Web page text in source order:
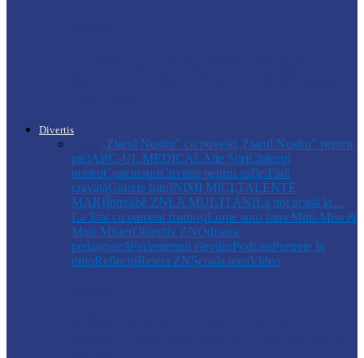
Divertis
,,Ziarul Nostru” cu povești„Ziarul Nostru” pentru
piciABC-UL MEDICALAlte ȘtiriCititorul
nostruConcursuriCuvinte pentru sufletFără
cravatăGalerie fotoINIMI MICI,TALENTE
MARIÎntreabă ZNLA MULŢI ANILa noi acasă la…
La Sfat cu oameni frumoșiLume soro lumeMini-Miss &
Mini-MisterObiectiv ZNOdiseea
pedagogicăParlamentul elevilorPodcastPortrete în
timpReflecțiiReteta ZNȘcoala meaVideo